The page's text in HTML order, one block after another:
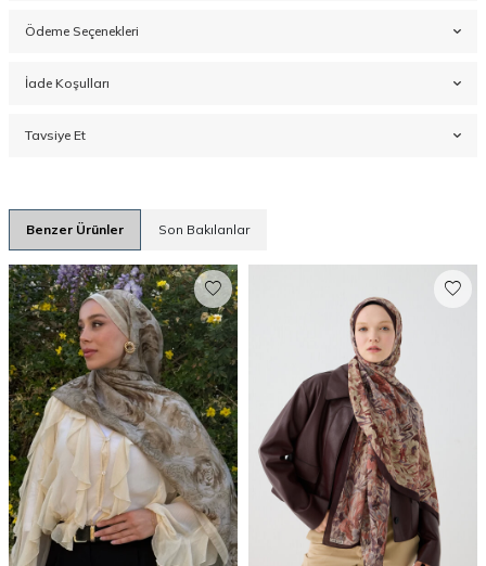
Ödeme Seçenekleri
İade Koşulları
Tavsiye Et
Benzer Ürünler Son Bakılanlar